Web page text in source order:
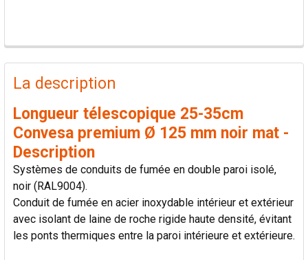
PRODUITS
FRÉQUEMMENT
ACHETÉS
TOUT
SÉLECTIONNER
AJOUTER
LA
SÉLECTION
AU PANIER
La description
Longueur télescopique 25-35cm
Convesa premium Ø 125 mm noir mat -
Description
Systèmes de conduits de fumée en double paroi isolé,
noir (RAL9004).
Conduit de fumée en acier inoxydable intérieur et extérieur
avec isolant de laine de roche rigide haute densité, évitant
les ponts thermiques entre la paroi intérieure et extérieure.